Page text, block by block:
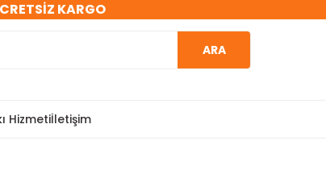
KARGO
ARA
Hizmetiİletişim